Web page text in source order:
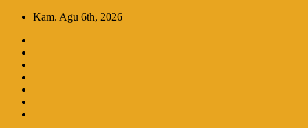
Skip
content
Kam. Agu 6th, 2026